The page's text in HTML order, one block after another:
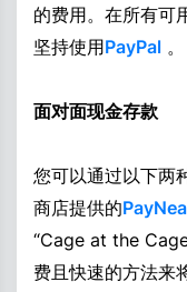
的费用。在所有可
坚持使用PayPal 。
面对面现金存款
您可以通过以下两
商店提供的
“Cage at the
费且快速的方法来